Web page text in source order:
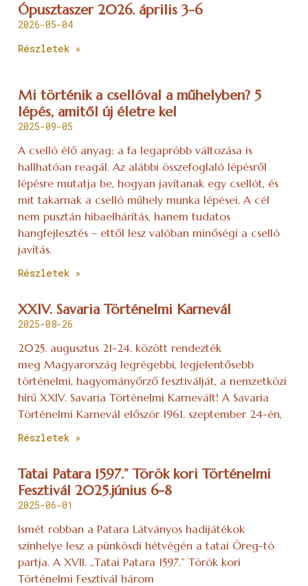
Ópusztaszer 2026. április 3-6
2026-05-04
Részletek »
Mi történik a csellóval a műhelyben? 5
lépés, amitől új életre kel
2025-09-05
A cselló élő anyag: a fa legapróbb változása is
hallhatóan reagál. Az alábbi összefoglaló lépésről
lépésre mutatja be, hogyan javítanak egy csellót, és
mit takarnak a cselló műhely munka lépései. A cél
nem pusztán hibaelhárítás, hanem tudatos
hangfejlesztés – ettől lesz valóban minőségi a cselló
javítás.
Részletek »
XXIV. Savaria Történelmi Karnevál
2025-08-26
2025. augusztus 21-24. között rendezték
meg Magyarország legrégebbi, legjelentősebb
történelmi, hagyományőrző fesztiválját, a nemzetközi
hírű XXIV. Savaria Történelmi Karnevált! A Savaria
Történelmi Karnevál először 1961. szeptember 24-én,
Részletek »
Tatai Patara 1597.” Török kori Történelmi
Fesztivál 2025.június 6-8
2025-06-01
Ismét robban a Patara Látványos hadijátékok
színhelye lesz a pünkösdi hétvégén a tatai Öreg-tó
partja. A XVII. „Tatai Patara 1597.” Török kori
Történelmi Fesztivál három